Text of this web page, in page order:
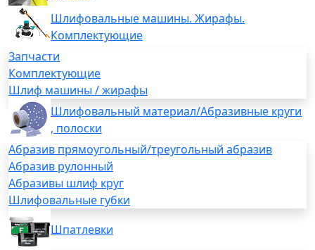
Шлифовальные машины. Жирафы.
Комплектующие
Запчасти
Комплектующие
Шлиф машины / жирафы
Шлифовальный материал/Абразивные круги
, полоски
Абразив прямоугольный/треугольный абразив
Абразив рулонный
Абразивы шлиф круг
Шлифовальные губки
Шпатлевки